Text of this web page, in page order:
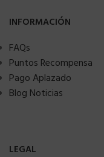
INFORMACIÓN
FAQs
Puntos Recompensa
Pago Aplazado
Blog Noticias
LEGAL